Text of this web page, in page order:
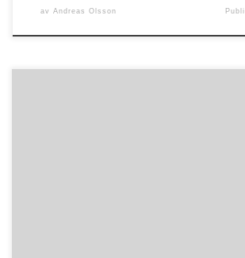
av Andreas Olsson